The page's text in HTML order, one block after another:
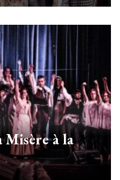
Misère à la